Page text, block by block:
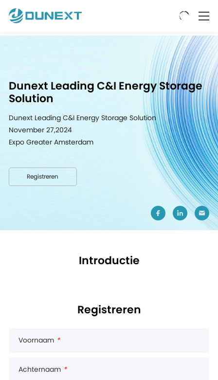
Dunext Leading C&I Energy Storage
Solution
Dunext Leading C&I Energy Storage Solution
November 27,2024
Expo Greater Amsterdam
Registreren
Introductie
Registreren
Voornaam *
Achternaam *